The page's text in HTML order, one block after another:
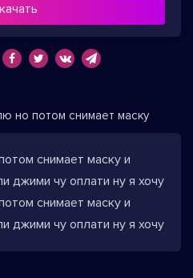
но потом снимает маску
снимает маску и
джими чу оплати ну я хочу
снимает маску и
джими чу оплати ну я хочу